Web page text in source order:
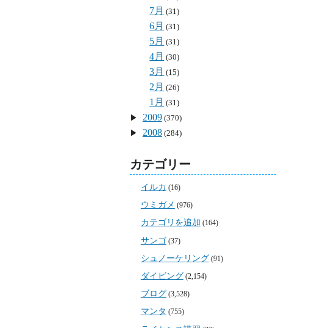
7月 (31)
6月 (31)
5月 (31)
4月 (30)
3月 (15)
2月 (26)
1月 (31)
2009(370)
2008(284)
カテゴリー
イルカ (16)
ウミガメ (976)
カテゴリを追加 (164)
サンゴ(37)
シュノーケリング(91)
ダイビング (2,154)
ブログ (3,528)
マンタ (755)